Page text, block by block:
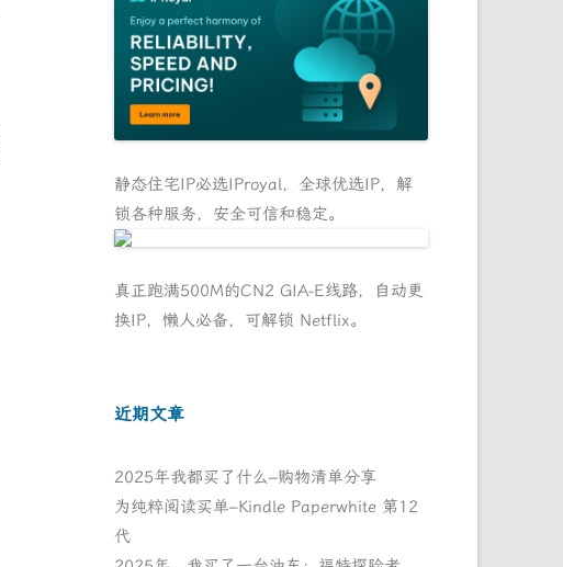
静态住宅IP必选IProyal，全球优选IP，解
锁各种服务，安全可信和稳定。
真正跑满500M的CN2 GIA-E线路，自动更
换IP，懒人必备，可解锁 Netflix。
近期文章
2025年我都买了什么–购物清单分享
为纯粹阅读买单–Kindle Paperwhite 第12
代